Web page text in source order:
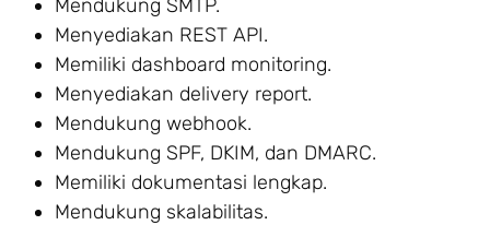
Mendukung SMTP.
Menyediakan REST API.
Memiliki dashboard monitoring.
Menyediakan delivery report.
Mendukung webhook.
Mendukung SPF, DKIM, dan DMARC.
Memiliki dokumentasi lengkap.
Mendukung skalabilitas.